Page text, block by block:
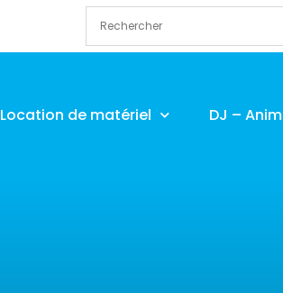
Location de matériel DJ –